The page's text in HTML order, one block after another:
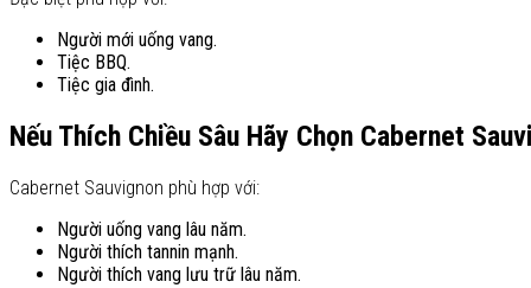
Người mới uống vang.
Tiệc BBQ.
Tiệc gia đình.
Nếu Thích Chiều Sâu Hãy Chọn Cabernet
Cabernet Sauvignon phù hợp với:
Người uống vang lâu năm.
Người thích tannin mạnh.
Người thích vang lưu trữ lâu năm.